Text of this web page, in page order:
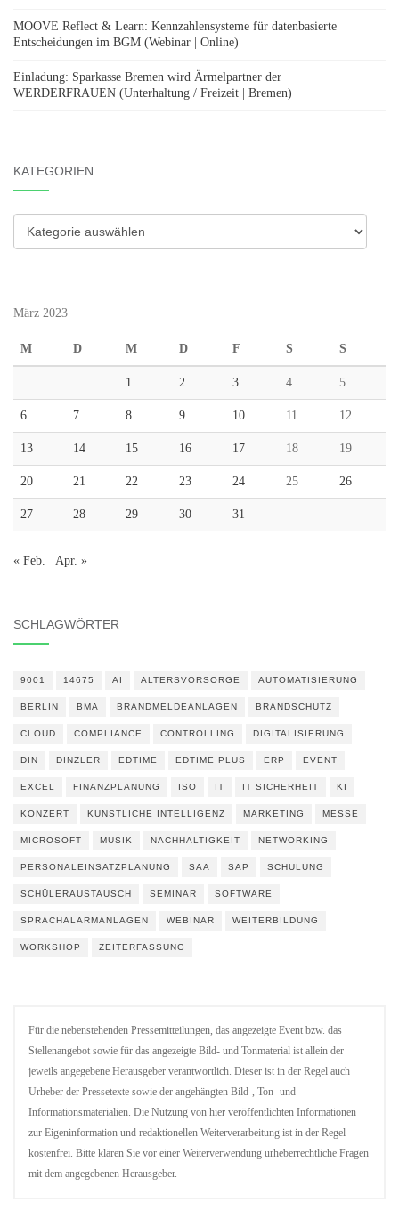
MOOVE Reflect & Learn: Kennzahlensysteme für datenbasierte
Entscheidungen im BGM (Webinar | Online)
Einladung: Sparkasse Bremen wird Ärmelpartner der
WERDERFRAUEN (Unterhaltung / Freizeit | Bremen)
KATEGORIEN
Kategorien
März 2023
M D M D F S S
1 2 3 4 5
6 7 8 9 10 11 12
13 14 15 16 17 18 19
20 21 22 23 24 25 26
27 28 29 30 31
« Feb. Apr. »
SCHLAGWÖRTER
9001 14675 AI ALTERSVORSORGE AUTOMATISIERUNG
BERLIN BMA BRANDMELDEANLAGEN BRANDSCHUTZ
CLOUD COMPLIANCE CONTROLLING DIGITALISIERUNG
DIN DINZLER EDTIME EDTIME PLUS ERP EVENT
EXCEL FINANZPLANUNG ISO IT IT SICHERHEIT KI
KONZERT KÜNSTLICHE INTELLIGENZ MARKETING MESSE
MICROSOFT MUSIK NACHHALTIGKEIT NETWORKING
PERSONALEINSATZPLANUNG SAA SAP SCHULUNG
SCHÜLERAUSTAUSCH SEMINAR SOFTWARE
SPRACHALARMANLAGEN WEBINAR WEITERBILDUNG
WORKSHOP ZEITERFASSUNG
Für die nebenstehenden Pressemitteilungen, das angezeigte Event bzw. das
Stellenangebot sowie für das angezeigte Bild- und Tonmaterial ist allein der
jeweils angegebene Herausgeber verantwortlich. Dieser ist in der Regel auch
Urheber der Pressetexte sowie der angehängten Bild-, Ton- und
Informationsmaterialien. Die Nutzung von hier veröffentlichten Informationen
zur Eigeninformation und redaktionellen Weiterverarbeitung ist in der Regel
kostenfrei. Bitte klären Sie vor einer Weiterverwendung urheberrechtliche Fragen
mit dem angegebenen Herausgeber.